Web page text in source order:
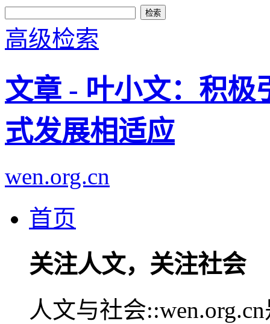
高级检索
文章 - 叶小文：积极
式发展相适应
wen.org.cn
首页
关注人文，关注社会
人文与社会